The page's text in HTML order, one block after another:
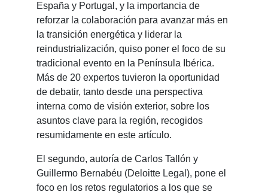
Españay Portugal, y la importancia de
reforzar la colaboración para avanzar más en
la transición energética y liderar la
reindustrialización, quiso poner el foco de su
tradicional evento en la Península Ibérica.
Más de 20 expertos tuvieron la oportunidad
de debatir, tanto desde una perspectiva
interna como de visión exterior, sobre los
asuntos clave para la región, recogidos
resumidamente en este artículo.
El segundo, autoría de Carlos Tallón y
Guillermo Bernabéu (Deloitte Legal), pone el
foco en los retos regulatorios a los que se